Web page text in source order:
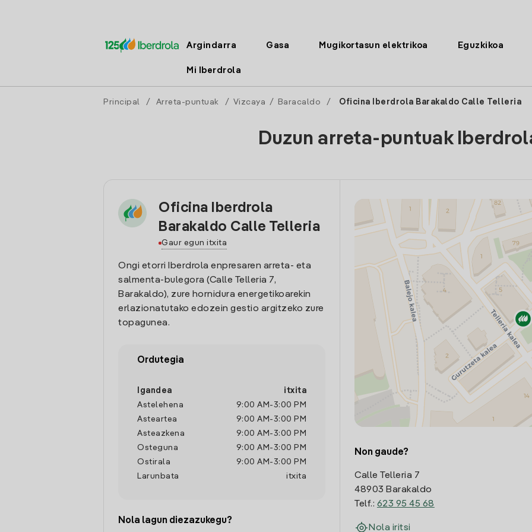
Argindarra Gasa Mugikortasun elektrikoa Eguzkikoa
Mi Iberdrola
Principal / Arreta-puntuak / Vizcaya / Baracaldo / Oficina Iberdrola Barakaldo Calle Telleria
Duzun arreta-puntuak
Oficina Iberdrola
Barakaldo Calle Telleria
Gaur egun itxita
Ongi etorri Iberdrola enpresaren arreta- eta
salmenta-bulegora (Calle Telleria 7,
Barakaldo), zure hornidura energetikoarekin
erlazionatutako edozein gestio argitzeko zure
topagunea.
Ordutegia
Igandea
itxita
Astelehena
9:00 AM -3:00 PM
Asteartea
9:00 AM -3:00 PM
Asteazkena
9:00 AM -3:00 PM
Osteguna
9:00 AM -3:00 PM
Ostirala
9:00 AM -3:00 PM
Larunbata
itxita
Nola lagun diezazukegu?
Non gaude?
Calle Telleria 7
48903 Barakaldo
Telf.: 623 95 45 68
Nola iritsi